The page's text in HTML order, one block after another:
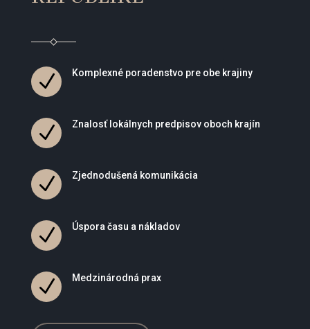
N Komplexné poradenstvo pre obe krajiny
N Znalosť lokálnych predpisov oboch krajín
N Zjednodušená komunikácia
N Úspora času a nákladov
N Medzinárodná prax